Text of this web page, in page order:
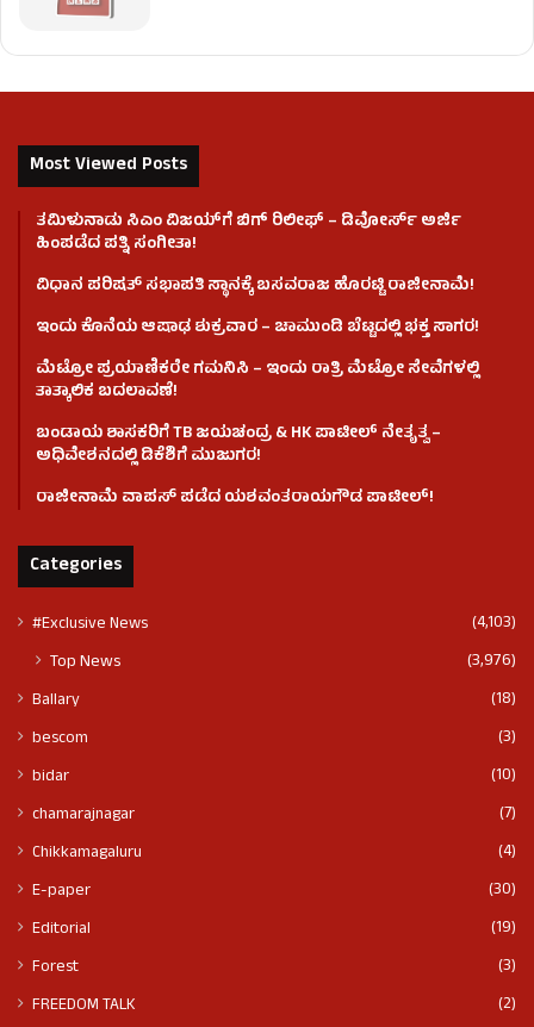
Most Viewed Posts
ತಮಿಳುನಾಡು ಸಿಎಂ ವಿಜಯ್‌ಗೆ ಬಿಗ್ ರಿಲೀಫ್ – ಡಿವೋರ್ಸ್ ಅರ್ಜಿ
ಹಿಂಪಡೆದ ಪತ್ನಿ ಸಂಗೀತಾ!
ವಿಧಾನ ಪರಿಷತ್ ಸಭಾಪತಿ ಸ್ಥಾನಕ್ಕೆ ಬಸವರಾಜ ಹೊರಟ್ಟಿ ರಾಜೀನಾಮೆ!
ಇಂದು ಕೊನೆಯ ಆಷಾಢ ಶುಕ್ರವಾರ – ಚಾಮುಂಡಿ ಬೆಟ್ಟದಲ್ಲಿ ಭಕ್ತ ಸಾಗರ!
ಮೆಟ್ರೋ ಪ್ರಯಾಣಿಕರೇ ಗಮನಿಸಿ – ಇಂದು ರಾತ್ರಿ ಮೆಟ್ರೋ ಸೇವೆಗಳಲ್ಲಿ
ತಾತ್ಕಾಲಿಕ ಬದಲಾವಣೆ!
ಬಂಡಾಯ ಶಾಸಕರಿಗೆ TB ಜಯಚಂದ್ರ & HK ಪಾಟೀಲ್ ನೇತೃತ್ವ –
ಅಧಿವೇಶನದಲ್ಲಿ ಡಿಕೆಶಿಗೆ ಮುಜುಗರ!
ರಾಜೀನಾಮೆ ವಾಪಸ್ ಪಡೆದ ಯಶವಂತರಾಯಗೌಡ ಪಾಟೀಲ್‌!
Categories
#Exclusive News (4,103)
Top News (3,976)
Ballary
(18)
bescom
(3)
bidar
(10)
chamarajnagar
(7)
Chikkamagaluru
(4)
E-paper
(30)
Editorial
(19)
Forest
(3)
FREEDOM TALK
(2)